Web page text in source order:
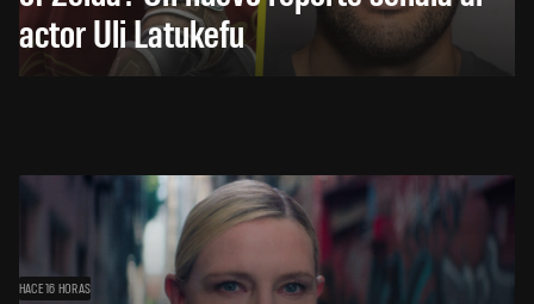
actor Uli Latukefu
HACE 16 HORAS